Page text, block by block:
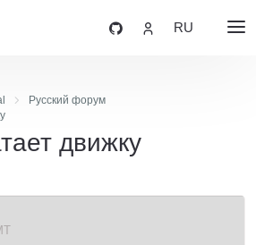
RU
Русский форум
движку